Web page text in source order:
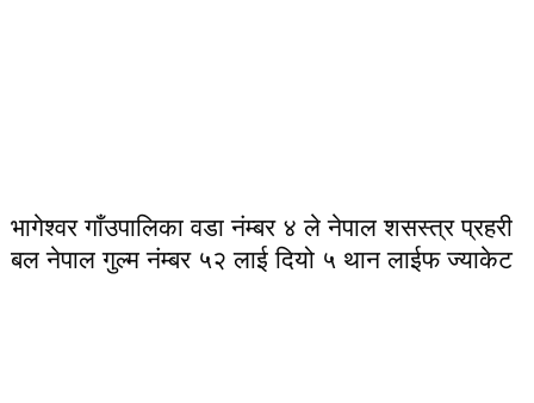
भागेश्वर गाँउपालिका वडा नंम्बर ४ ले नेपाल शसस्त्र प्रहरी
बल नेपाल गुल्म नंम्बर ५२ लाई दियो ५ थान लाईफ ज्याकेट